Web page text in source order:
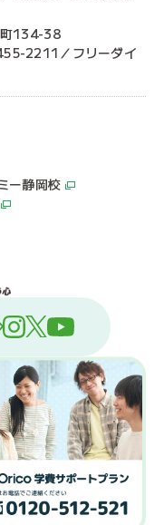
134-38
2211／フリーダイ
ー静岡校